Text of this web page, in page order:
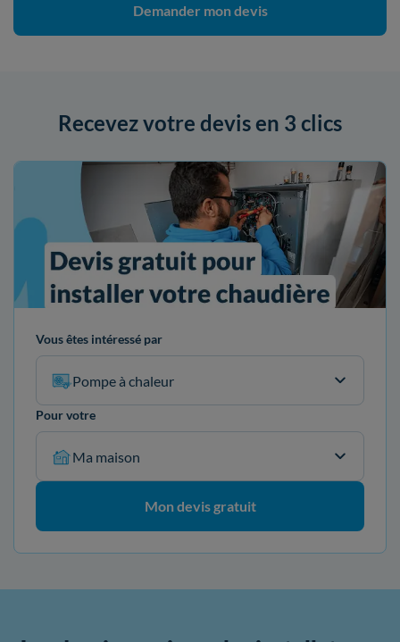
Demander mon devis
Recevez votre devis en 3 clics
Vous êtes intéressé par
Pompe à chaleur
Pour votre
Ma maison
Mon devis gratuit